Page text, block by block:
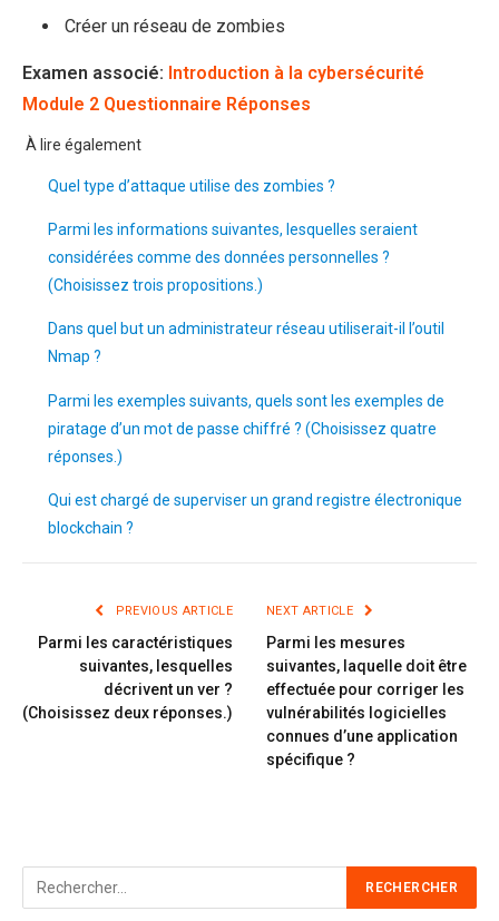
Créer un réseau de zombies
Examen associé: Introduction à la cybersécurité
Module 2 Questionnaire Réponses
À lire également
Quel type d’attaque utilise des zombies ?
Parmi les informations suivantes, lesquelles seraient
considérées comme des données personnelles ?
(Choisissez trois propositions.)
Dans quel but un administrateur réseau utiliserait-il l’outil
Nmap ?
Parmi les exemples suivants, quels sont les exemples de
piratage d’un mot de passe chiffré ? (Choisissez quatre
réponses.)
Qui est chargé de superviser un grand registre électronique
blockchain ?
PREVIOUS ARTICLE
Parmi les caractéristiques
suivantes, lesquelles
décrivent un ver ?
(Choisissez deux réponses.)
NEXT ARTICLE
Parmi les mesures
suivantes, laquelle doit être
effectuée pour corriger les
vulnérabilités logicielles
connues d’une application
spécifique ?